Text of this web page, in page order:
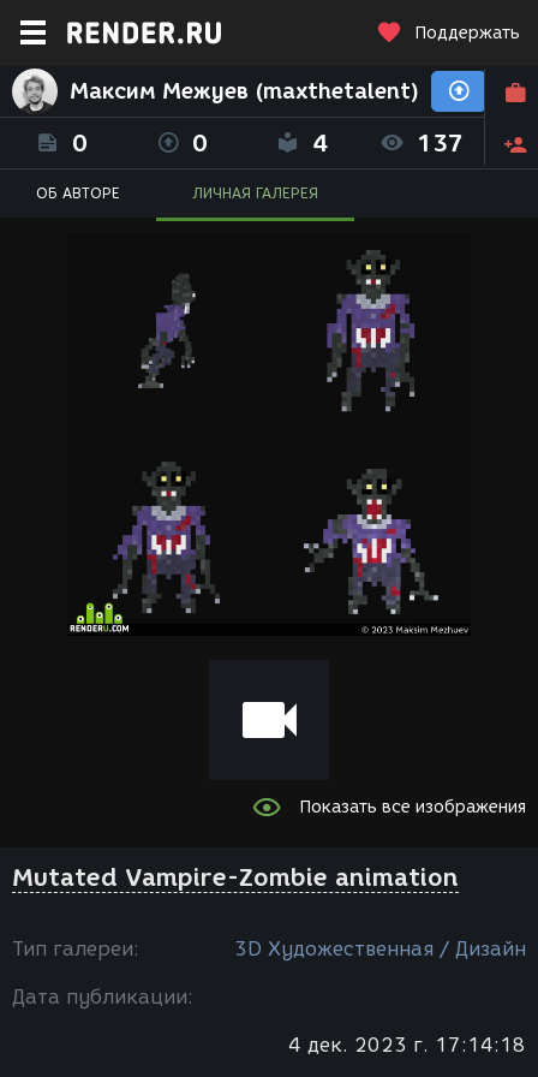
Поддержать
Максим Межуев (maxthetalent)
0 0 4 137
ОБ АВТОРЕ ЛИЧНАЯ ГАЛЕРЕЯ
Показать все изображения
Mutated Vampire-Zombie animation
Тип галереи: 3D Художественная / Дизайн
Дата публикации:
4 дек. 2023 г. 17:14:18